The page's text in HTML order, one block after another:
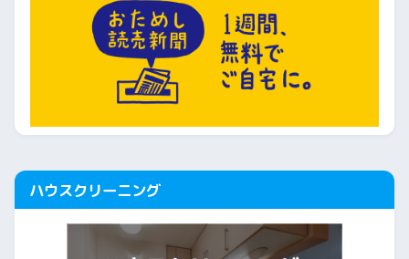
ハウスクリーニング